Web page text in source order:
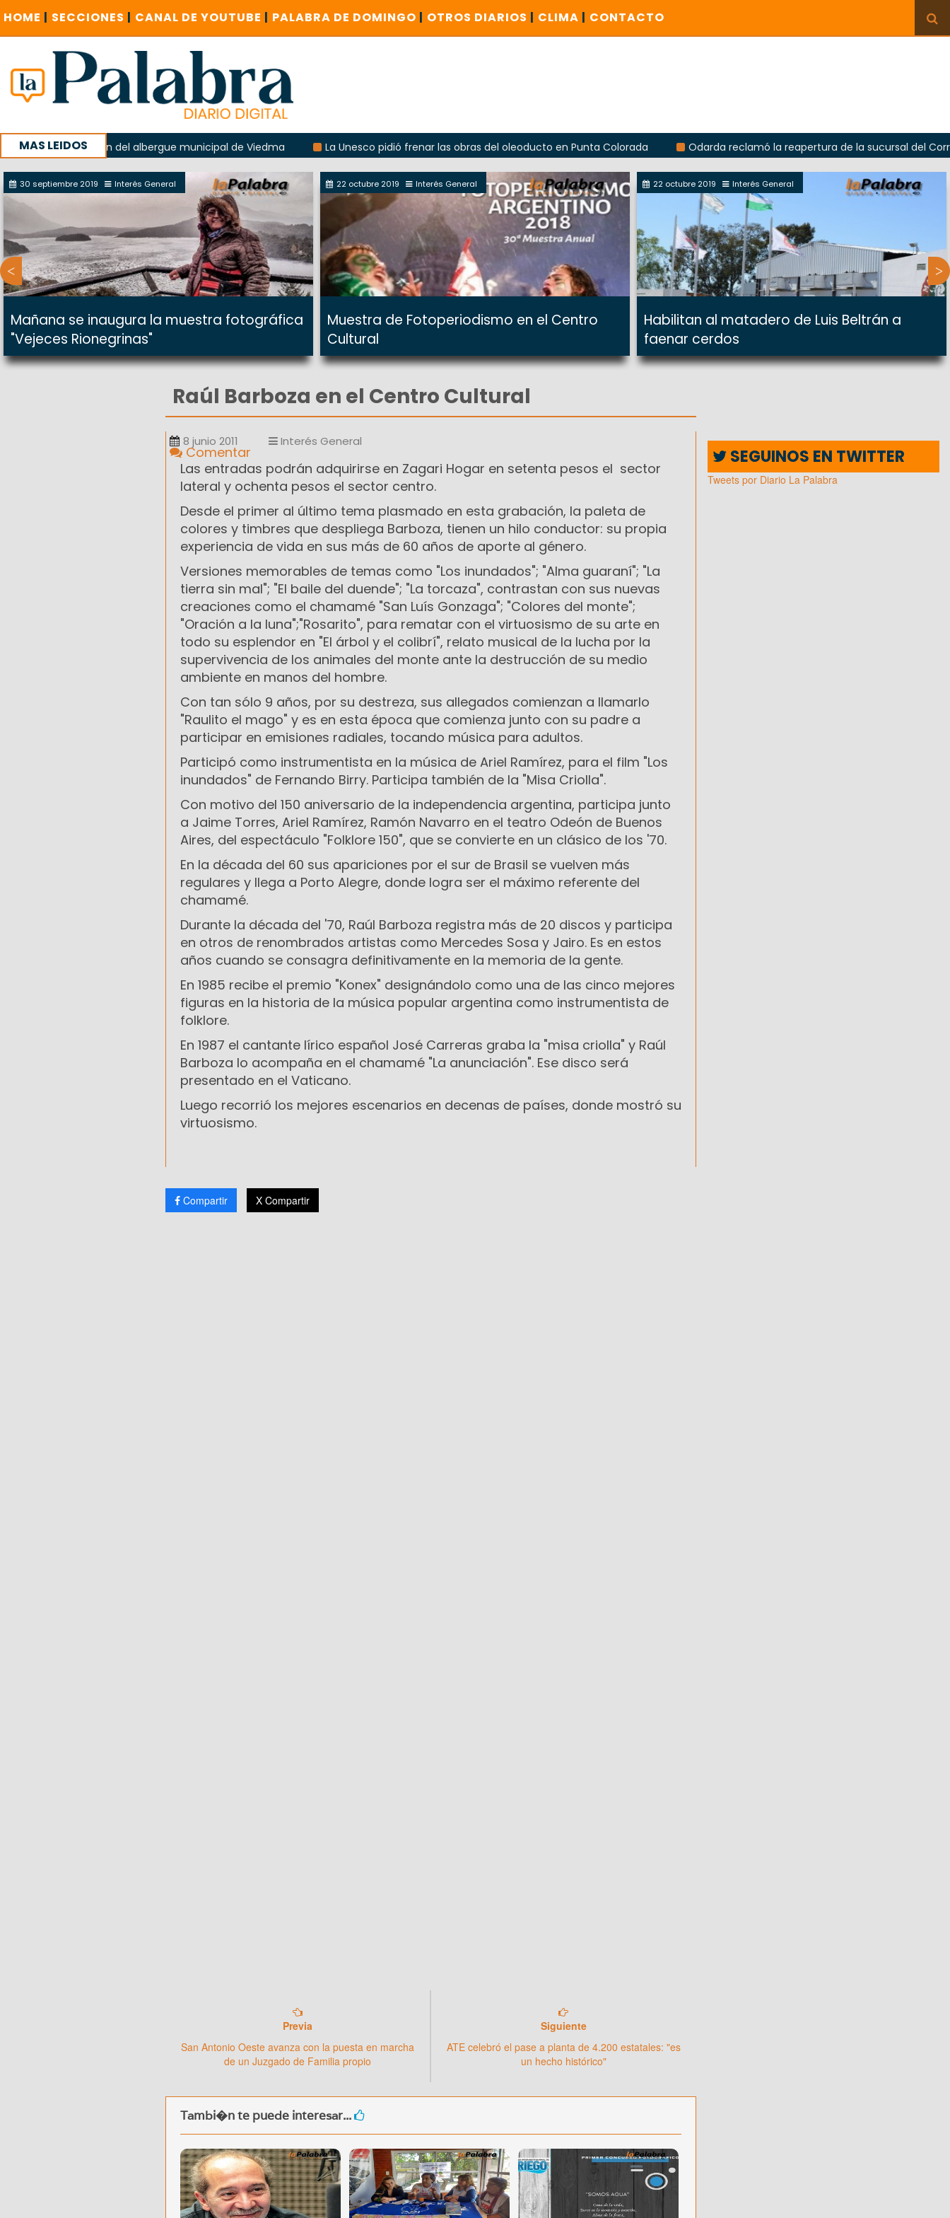
HOME | SECCIONES | CANAL DE YOUTUBE | PALABRA DE DOMINGO | OTROS DIARIOS | CLIMA | CONTACTO
MAS LEIDOS
la explosión del albergue municipal de Viedma La Unesco pidió frenar las obras del oleoducto en Punta Colorada
Odarda reclamó la reapertura de la sucursal del Correo
con un encuentro provincial en Roca
30 septiembre 2019 Interés General
Mañana se inaugura la muestra fotográfica
"Vejeces Rionegrinas"
22 octubre 2019 Interés General
Muestra de Fotoperiodismo en el Centro
Cultural
22 octubre 2019 Interés General
Habilitan al matadero de Luis Beltrán a
faenar cerdos
Raúl Barboza en el Centro Cultural
8 junio 2011 Interés General
Comentar
Las entradas podrán adquirirse en Zagari Hogar en setenta pesos el sector
lateral y ochenta pesos el sector centro.
Desde el primer al último tema plasmado en esta grabación, la paleta de
colores y timbres que despliega Barboza, tienen un hilo conductor: su propia
experiencia de vida en sus más de 60 años de aporte al género.
Versiones memorables de temas como "Los inundados"; "Alma guaraní"; "La
tierra sin mal"; "El baile del duende"; "La torcaza", contrastan con sus nuevas
creaciones como el chamamé "San Luís Gonzaga"; "Colores del monte";
"Oración a la luna";"Rosarito", para rematar con el virtuosismo de su arte en
todo su esplendor en "El árbol y el colibrí", relato musical de la lucha por la
supervivencia de los animales del monte ante la destrucción de su medio
ambiente en manos del hombre.
Con tan sólo 9 años, por su destreza, sus allegados comienzan a llamarlo
"Raulito el mago" y es en esta época que comienza junto con su padre a
participar en emisiones radiales, tocando música para adultos.
Participó como instrumentista en la música de Ariel Ramírez, para el film "Los
inundados" de Fernando Birry. Participa también de la "Misa Criolla".
Con motivo del 150 aniversario de la independencia argentina, participa junto
a Jaime Torres, Ariel Ramírez, Ramón Navarro en el teatro Odeón de Buenos
Aires, del espectáculo "Folklore 150", que se convierte en un clásico de los '70.
En la década del 60 sus apariciones por el sur de Brasil se vuelven más
regulares y llega a Porto Alegre, donde logra ser el máximo referente del
chamamé.
Durante la década del '70, Raúl Barboza registra más de 20 discos y participa
en otros de renombrados artistas como Mercedes Sosa y Jairo. Es en estos
años cuando se consagra definitivamente en la memoria de la gente.
En 1985 recibe el premio "Konex" designándolo como una de las cinco mejores
figuras en la historia de la música popular argentina como instrumentista de
folklore.
En 1987 el cantante lírico español José Carreras graba la "misa criolla" y Raúl
Barboza lo acompaña en el chamamé "La anunciación". Ese disco será
presentado en el Vaticano.
Luego recorrió los mejores escenarios en decenas de países, donde mostró su
virtuosismo.
Compartir X Compartir
Previa
San Antonio Oeste avanza con la puesta en marcha
de un Juzgado de Familia propio
Siguiente
ATE celebró el pase a planta de 4.200 estatales: "es
un hecho histórico"
Tambi�n te puede interesar...
SEGUINOS EN TWITTER
Tweets por Diario La Palabra